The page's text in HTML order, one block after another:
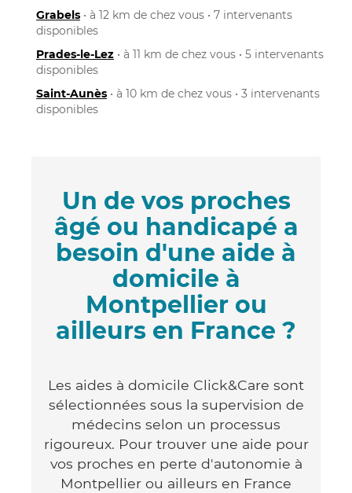
Grabels • à 12 km de chez vous • 7 intervenants
disponibles
Prades-le-Lez • à 11 km de chez vous • 5 intervenants
disponibles
Saint-Aunès • à 10 km de chez vous • 3 intervenants
disponibles
Un de vos proches
âgé ou handicapé a
besoin d'une aide à
domicile à
Montpellier ou
ailleurs en France ?
Les aides à domicile Click&Care sont
sélectionnées sous la supervision de
médecins selon un processus
rigoureux. Pour trouver une aide pour
vos proches en perte d'autonomie à
Montpellier ou ailleurs en France